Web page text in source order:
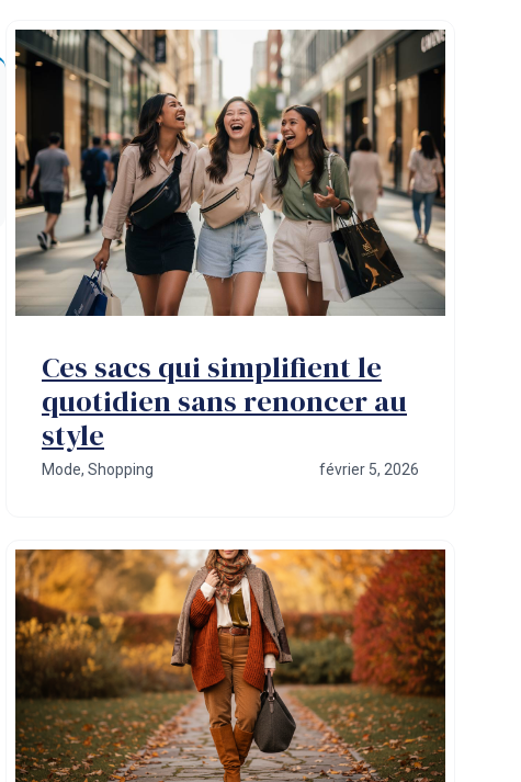
Ces sacs qui simplifient le
quotidien sans renoncer au
style
Mode, Shopping février 5, 2026